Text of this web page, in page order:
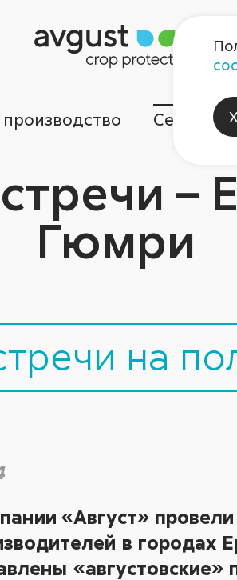
Сервисы
–
Гюмри
на
«Август»
в городах